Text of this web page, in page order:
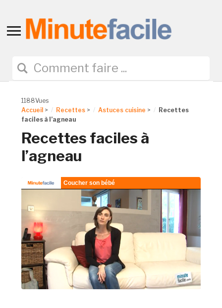
Toggle
navigation
1188Vues
Accueil > Recettes > Astuces cuisine >
Recettes
faciles à l’agneau
Recettes faciles à
l’agneau